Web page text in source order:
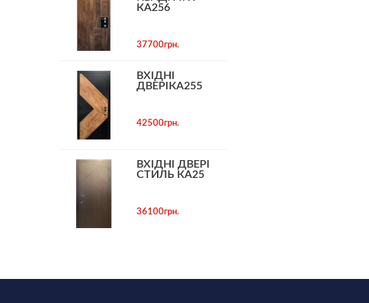
КА256
37700грн.
ВХІДНІ
ДВЕРІКА255
42500грн.
ВХІДНІ ДВЕРІ
СТИЛЬ КА25
36100грн.